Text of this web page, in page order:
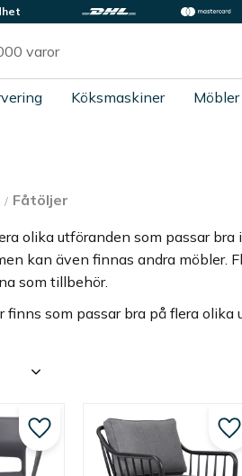
Köksmaskiner Möbler
Fåtöljer
olika utföranden som passar
kan även finnas andra möbler.
som tillbehör.
som passar bra på flera olika
Lägg till i favoriter